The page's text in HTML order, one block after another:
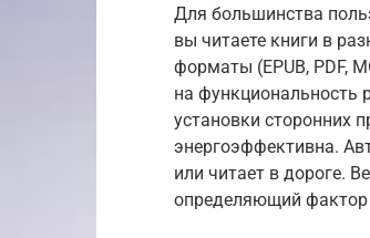
Для большинства
вы читаете книги в
форматы (EPUB, PDF,
на функциональность
установки сторонних
энергоэффективна.
или читает в дороге.
определяющий фактор